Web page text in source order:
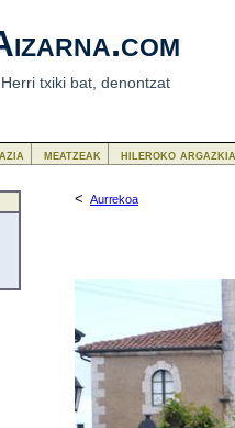
Herri txiki bat, denontzat
< Aurrekoa
meatzeak hileroko